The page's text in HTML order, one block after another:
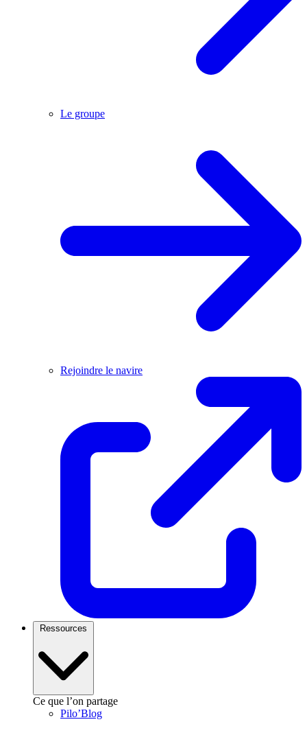
Le groupe
Rejoindre le navire
Ressources
Ce que l’on partage
Pilo’Blog